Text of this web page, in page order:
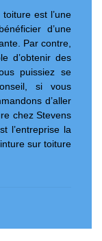
est l’une
d’une
Par contre,
d’obtenir des
puissiez se
si vous
d’aller
chez Stevens
l’entreprise la
sur toiture